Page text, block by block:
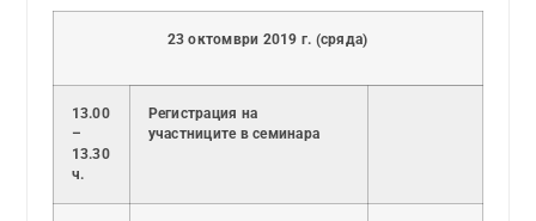
23 октомври 2019 г. (сряда)
13.00
–
13.30
ч.
Регистрация на
участниците в семинара